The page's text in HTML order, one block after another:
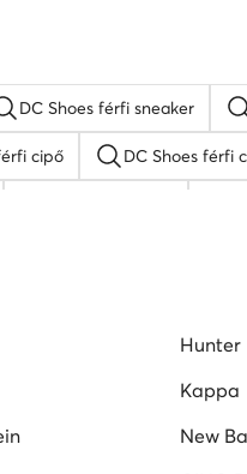
DC Shoes férfi sneaker
cipő DC Shoes férfi
Hunter
Kappa
New